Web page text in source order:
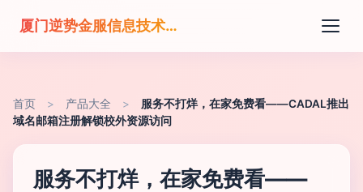
厦门逆势金服信息技术有限公司
首页 > 产品大全 >
服务不打烊，在家免费看——CADAL推出
域名邮箱注册解锁校外资源访问
服务不打烊，在家免费看——